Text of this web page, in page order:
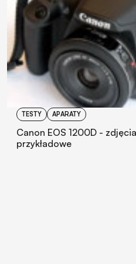
TESTY APARATY
Canon EOS 1200D - zdjęcia
przykładowe